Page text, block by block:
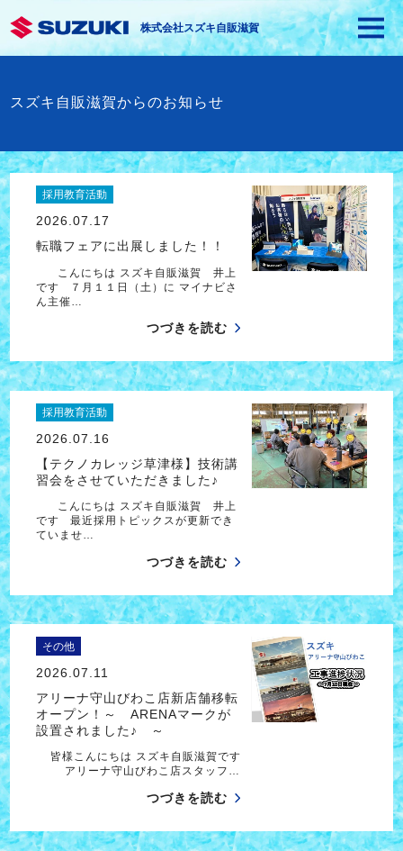
株式会社スズキ自販滋賀
スズキ自販滋賀からのお知らせ
採用教育活動
2026.07.17
転職フェアに出展しました！！
こんにちは スズキ自販滋賀 井上
です ７月１１日（土）に マイナビさ
ん主催…
つづきを読む
採用教育活動
2026.07.16
【テクノカレッジ草津様】技術講
習会をさせていただきました♪
こんにちは スズキ自販滋賀 井上
です 最近採用トピックスが更新でき
ていませ…
つづきを読む
その他
2026.07.11
アリーナ守山びわこ店新店舗移転
オープン！～ ARENAマークが
設置されました♪ ～
皆様こんにちは スズキ自販滋賀です
アリーナ守山びわこ店スタッフ…
つづきを読む